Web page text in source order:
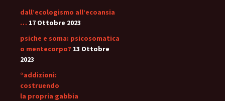
dall’ecologismo all’ecoansia
… 17 Ottobre 2023
psiche e soma: psicosomatica
o mentecorpo? 13 Ottobre
2023
“addizioni:
costruendo
la propria gabbia